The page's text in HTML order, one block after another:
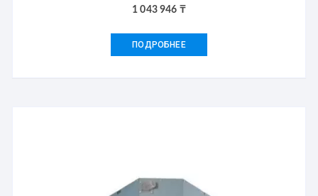
1 043 946 ₸
ПОДРОБНЕЕ